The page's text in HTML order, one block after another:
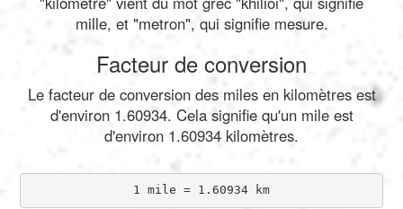
mille, et "metron", qui signifie mesure.
Facteur de conversion
Le facteur de conversion des miles en kilomètres est
d'environ 1.60934. Cela signifie qu'un mile est
d'environ 1.60934 kilomètres.
1 mile = 1.60934 km